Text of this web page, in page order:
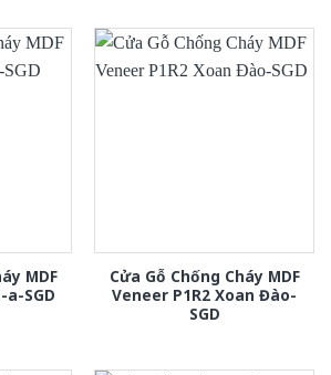
MDF
a-SGD
Cửa Gỗ Chống Cháy MDF
Veneer P1R2 Xoan Đào-
SGD